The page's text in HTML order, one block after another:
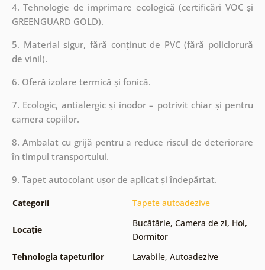
4. Tehnologie de imprimare ecologică (certificări VOC și
GREENGUARD GOLD).
5. Material sigur, fără conținut de PVC (fără policlorură
de vinil).
6. Oferă izolare termică și fonică.
7. Ecologic, antialergic și inodor – potrivit chiar și pentru
camera copiilor.
8. Ambalat cu grijă pentru a reduce riscul de deteriorare
în timpul transportului.
9. Tapet autocolant ușor de aplicat și îndepărtat.
Categorii Tapete autoadezive
Locație
Bucătărie, Camera de zi, Hol,
Dormitor
Tehnologia tapeturilor
Lavabile, Autoadezive